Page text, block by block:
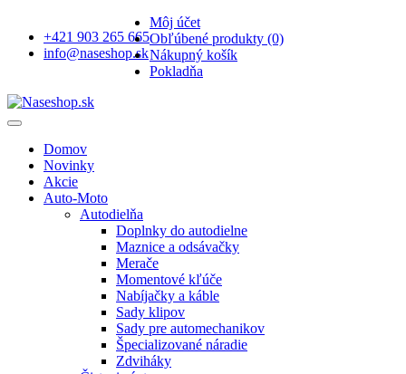
+421 903 265 665
info@naseshop.sk
Môj účet
Obľúbené produkty (0)
Nákupný košík
Pokladňa
Domov
Novinky
Akcie
Auto-Moto
Autodielňa
Doplnky do autodielne
Maznice a odsávačky
Merače
Momentové kľúče
Nabíjačky a káble
Sady klipov
Sady pre automechanikov
Špecializované náradie
Zdviháky